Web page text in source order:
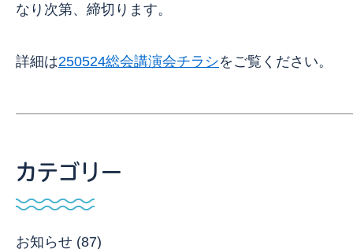
なり次第、締切ります。
詳細は250524総会講演会チラシをご覧ください。
カテゴリー
お知らせ (87)